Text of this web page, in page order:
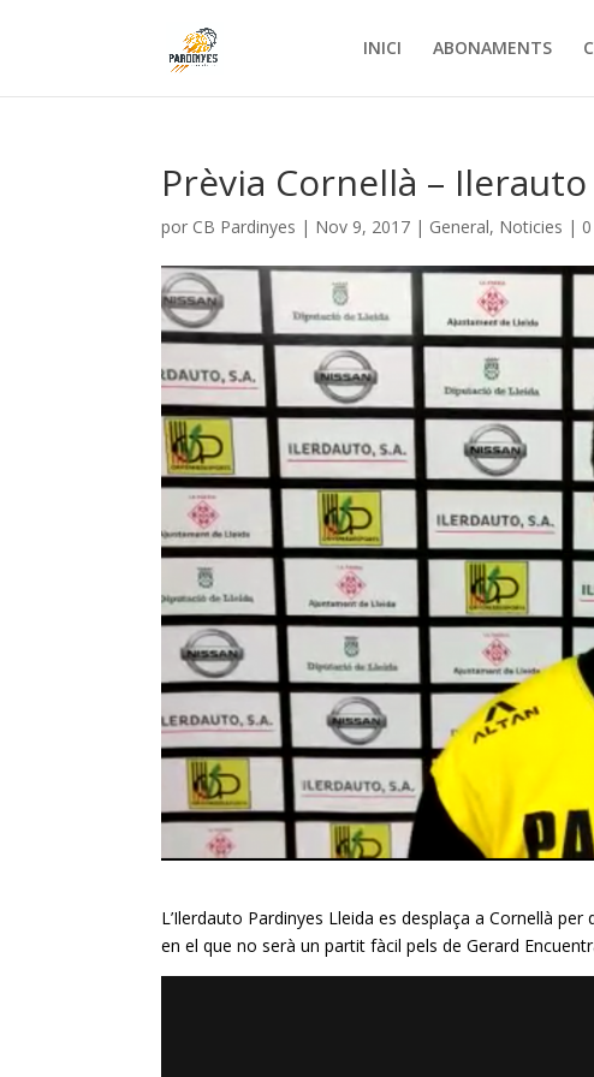
INICI ABONAMENTS
Prèvia Cornellà –
por CB Pardinyes | Nov 9, 2017 | General, Noticies |
L’Ilerdauto Pardinyes Lleida es desplaça a Cornellà
en el que no serà un partit fàcil pels de Gerard